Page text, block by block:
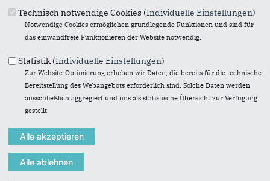
Politik vor Ort, das muss nicht immer nur Kommunalpolitik
sein. Und auch jenseits der aktuellen Tagespolitik sind
interessante und gute Veranstaltungen möglich. Das bewies
Junge Union Dörverden
das Thema „internationales Krisenmanagement".
Über die Veranstaltung berichtete die
Zeitungim April 1996 ausführlich:
Technisch notwendige Cookies (Individuelle Einstellungen)
Notwendige Cookies ermöglichen grundlegende Funktionen und sind für
das einwandfreie Funktionieren der Website notwendig.
Statistik (Individuelle Einstellungen)
Zur Website-Optimierung erheben wir Daten, die bereits für die technische
Bereitstellung des Webangebots erforderlich sind. Solche Daten werden
ausschließlich aggregiert und uns als statistische Übersicht zur Verfügung
gestellt.